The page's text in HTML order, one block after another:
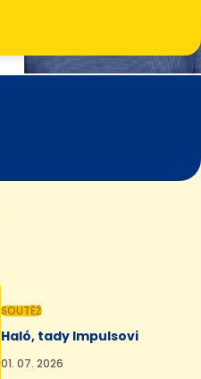
SOUTĚŽ
Haló, tady Impulsovi
01. 07. 2026